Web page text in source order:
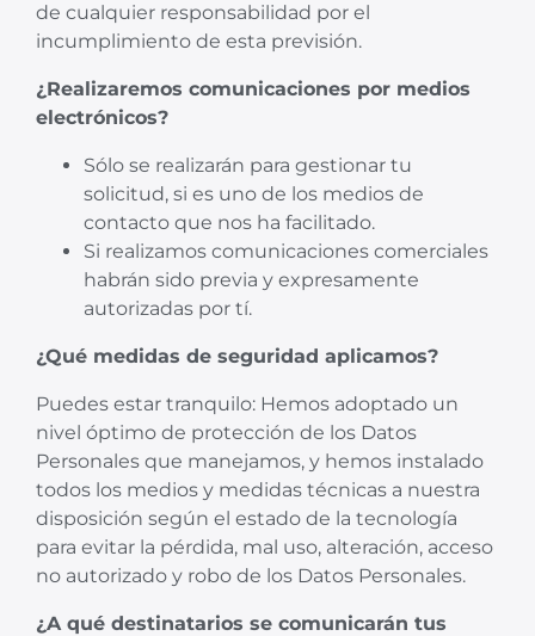
de cualquier responsabilidad por el
incumplimiento de esta previsión.
¿Realizaremos comunicaciones por medios
electrónicos?
Sólo se realizarán para gestionar tu
solicitud, si es uno de los medios de
contacto que nos ha facilitado.
Si realizamos comunicaciones comerciales
habrán sido previa y expresamente
autorizadas por tí.
¿Qué medidas de seguridad aplicamos?
Puedes estar tranquilo: Hemos adoptado un
nivel óptimo de protección de los Datos
Personales que manejamos, y hemos instalado
todos los medios y medidas técnicas a nuestra
disposición según el estado de la tecnología
para evitar la pérdida, mal uso, alteración, acceso
no autorizado y robo de los Datos Personales.
¿A qué destinatarios se comunicarán tus